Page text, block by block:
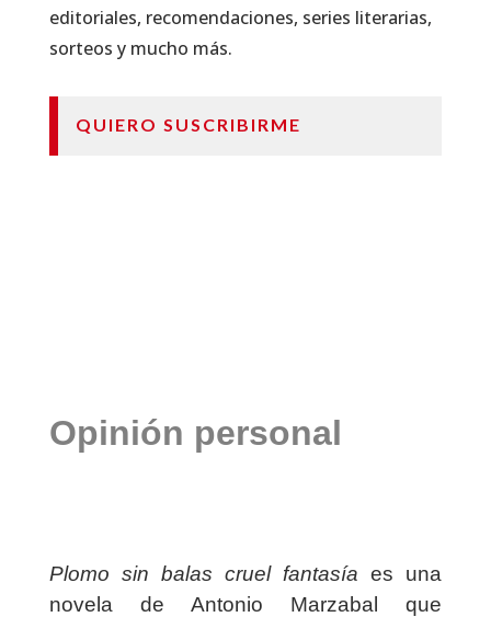
editoriales, recomendaciones, series literarias,
sorteos y mucho más.
QUIERO SUSCRIBIRME
Opinión personal
Plomo sin balas cruel fantasía es una
novela de Antonio Marzabal que